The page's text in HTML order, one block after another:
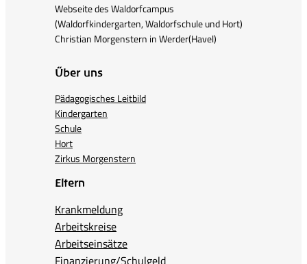
Webseite des Waldorfcampus
(Waldorfkindergarten, Waldorfschule und Hort)
Christian Morgenstern in Werder(Havel)
Über uns
Pädagogisches Leitbild
Kindergarten
Schule
Hort
Zirkus Morgenstern
Eltern
Krankmeldung
Arbeitskreise
Arbeitseinsätze
Finanzierung/Schulgeld